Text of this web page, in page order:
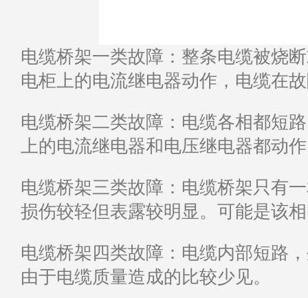
电缆桥架一类故障：整条电缆被烧
电柜上的电流继电器动作，电缆在
电缆桥架二类故障：电缆各相都短
上的电流继电器和电压继电器都动
电缆桥架三类故障：电缆桥架只有
损伤较轻但表露较明显。可能是该
电缆桥架四类故障：电缆内部短路
由于电缆质量造成的比较少见。